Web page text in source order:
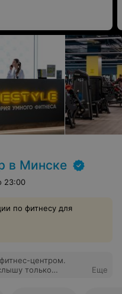
в Минске
23:00
по фитнесу для
центром.
только
Еще